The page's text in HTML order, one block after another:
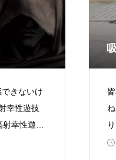
きないけ
幸性遊技
幸性遊技